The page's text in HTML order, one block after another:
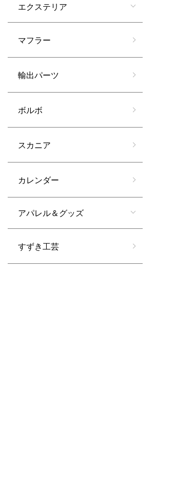
エクステリア
マフラー
輸出パーツ
ボルボ
スカニア
カレンダー
アパレル＆グッズ
すずき工芸